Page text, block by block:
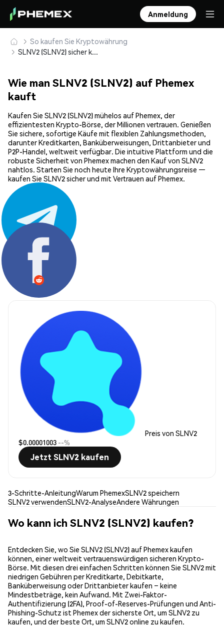
Anmeldung
So kaufen Sie Kryptowährung
SLNV2 (SLNV2) sicher kaufen und speichern
Wie man SLNV2 (SLNV2) auf Phemex
kauft
Kaufen Sie SLNV2 (SLNV2) mühelos auf Phemex, der
effizientesten Krypto-Börse, der Millionen vertrauen. Genießen
Sie sichere, sofortige Käufe mit flexiblen Zahlungsmethoden,
darunter Kreditkarten, Banküberweisungen, Drittanbieter und
P2P-Handel, weltweit verfügbar. Die intuitive Plattform und die
robuste Sicherheit von Phemex machen den Kauf von SLNV2
nahtlos. Starten Sie noch heute Ihre Kryptowährungsreise —
kaufen Sie SLNV2 sicher und mit Vertrauen auf Phemex.
Teilen:
Preis von SLNV2
$0.00001003 --%
Jetzt SLNV2 kaufen
3-Schritte-AnleitungWarum PhemexSLNV2 speichern
SLNV2 verwendenSLNV2-AnalyseAndere Währungen
Wo kann ich SLNV2 (SLNV2) kaufen?
Entdecken Sie, wo Sie SLNV2 (SLNV2) auf Phemex kaufen
können, einer weltweit vertrauenswürdigen sicheren Krypto-
Börse. Mit diesen drei einfachen Schritten können Sie SLNV2 mit
niedrigen Gebühren per Kreditkarte, Debitkarte,
Banküberweisung oder Drittanbieter kaufen – keine
Mindestbeträge, kein Aufwand. Mit Zwei-Faktor-
Authentifizierung (2FA), Proof-of-Reserves-Prüfungen und Anti-
Phishing-Schutz ist Phemex der sicherste Ort, um SLNV2 zu
kaufen, und der beste Ort, um SLNV2 online zu kaufen.